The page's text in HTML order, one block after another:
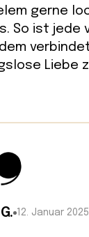
gerne
So ist jede
Liebe
12. Januar 2025